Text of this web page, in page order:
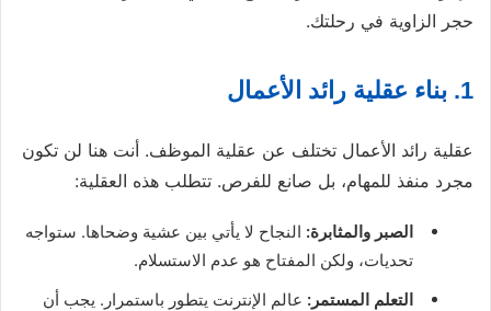
حجر الزاوية في رحلتك.
1. بناء عقلية رائد الأعمال
عقلية رائد الأعمال تختلف عن عقلية الموظف. أنت هنا لن تكون
مجرد منفذ للمهام، بل صانع للفرص. تتطلب هذه العقلية:
الصبر والمثابرة: النجاح لا يأتي بين عشية وضحاها. ستواجه
تحديات، ولكن المفتاح هو عدم الاستسلام.
التعلم المستمر: عالم الإنترنت يتطور باستمرار. يجب أن